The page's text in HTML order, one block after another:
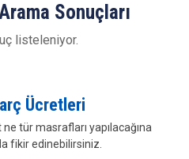
Sonuçları
listeleniyor.
Ücretleri
tür masrafları yapılacağına
fikir edinebilirsiniz.